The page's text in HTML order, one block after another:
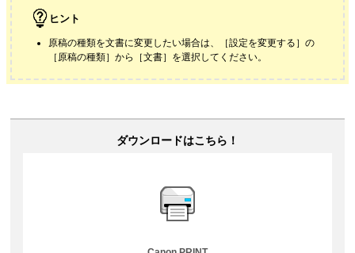
ヒント
原稿の種類を文書に変更したい場合は、［設定を変更する ］の
［ 原稿の種類］から［文書］を選択してください。
ダウンロードはこちら！